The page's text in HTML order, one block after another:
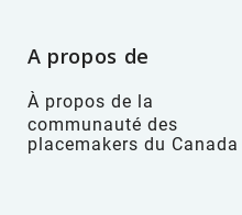
A propos de
À propos de la
communauté des
placemakers du Canada